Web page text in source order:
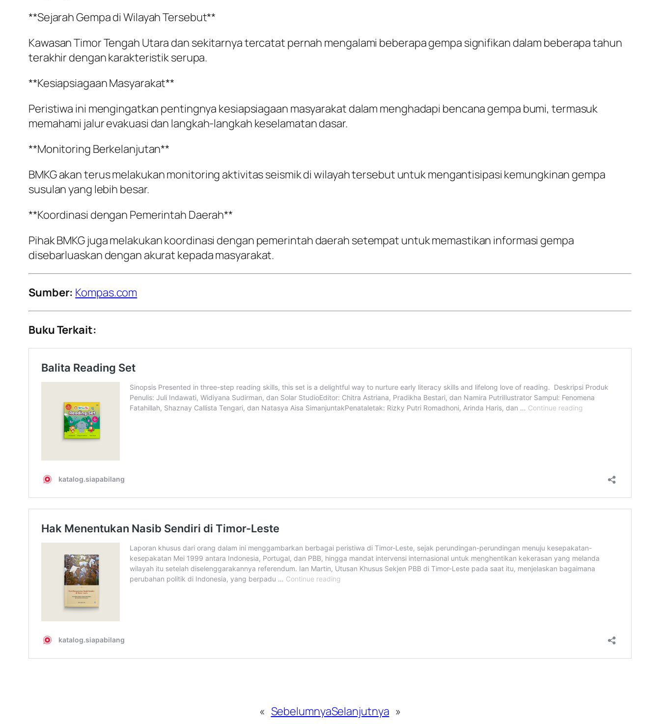
**Sejarah Gempa di Wilayah Tersebut**
Kawasan Timor Tengah Utara dan sekitarnya tercatat pernah mengalami beberapa gempa signifikan dalam beberapa tahun
terakhir dengan karakteristik serupa.
**Kesiapsiagaan Masyarakat**
Peristiwa ini mengingatkan pentingnya kesiapsiagaan masyarakat dalam menghadapi bencana gempa bumi, termasuk
memahami jalur evakuasi dan langkah-langkah keselamatan dasar.
**Monitoring Berkelanjutan**
BMKG akan terus melakukan monitoring aktivitas seismik di wilayah tersebut untuk mengantisipasi kemungkinan gempa
susulan yang lebih besar.
**Koordinasi dengan Pemerintah Daerah**
Pihak BMKG juga melakukan koordinasi dengan pemerintah daerah setempat untuk memastikan informasi gempa
disebarluaskan dengan akurat kepada masyarakat.
Sumber: Kompas.com
Buku Terkait:
« SebelumnyaSelanjutnya »